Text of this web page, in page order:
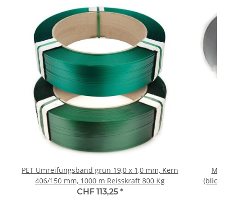
PET Umreifungsband grün 19,0 x 1,0 mm, Kern
406/150 mm, 1000 m Reisskraft 800 Kg
CHF 113,25 *